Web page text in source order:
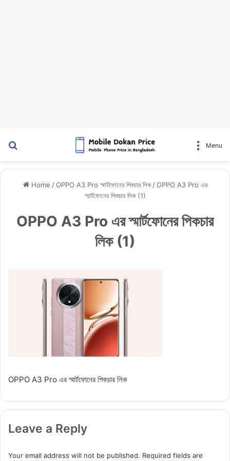
Menu
Home / OPPO A3 Pro স্মার্টফোনের পিকচার লিক / OPPO A3 Pro এর
স্মার্টফোনের পিকচার লিক (1)
OPPO A3 Pro এর স্মার্টফোনের পিকচার
লিক (1)
OPPO A3 Pro এর স্মার্টফোনের পিকচার লিক
Leave a Reply
Your email address will not be published. Required fields are